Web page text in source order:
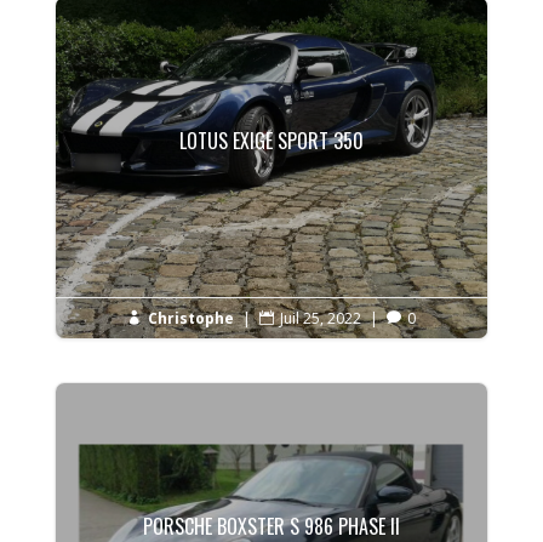
LOTUS EXIGE SPORT 350
 Christophe |  Juil 25, 2022 |  0
PORSCHE BOXSTER S 986 PHASE II